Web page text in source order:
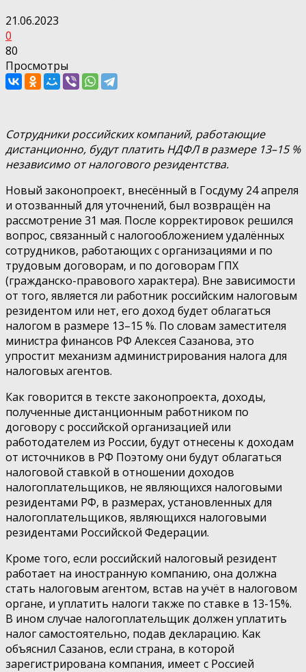
21.06.2023
0
80
Просмотры
Сотрудники российских компаний, работающие
дистанционно, будут платить НДФЛ в размере 13–15 %
независимо от налогового резидентства.
Новый законопроект, внесённый в Госдуму 24 апреля
и отозванный для уточнений, был возвращён на
рассмотрение 31 мая. После корректировок решился
вопрос, связанный с налогообложением удалённых
сотрудников, работающих с организациями и по
трудовым договорам, и по договорам ГПХ
(гражданско-правового характера). Вне зависимости
от того, является ли работник российским налоговым
резидентом или нет, его доход будет облагаться
налогом в размере 13–15 %. По словам заместителя
министра финансов РФ Алексея Сазанова, это
упростит механизм администрирования налога для
налоговых агентов.
Как говорится в тексте законопроекта, доходы,
полученные дистанционным работником по
договору с российской организацией или
работодателем из России, будут отнесены к доходам
от источников в РФ Поэтому они будут облагаться
налоговой ставкой в отношении доходов
налогоплательщиков, не являющихся налоговыми
резидентами РФ, в размерах, установленных для
налогоплательщиков, являющихся налоговыми
резидентами Российской Федерации.
Кроме того, если российский налоговый резидент
работает на иностранную компанию, она должна
стать налоговым агентом, встав на учёт в налоговом
органе, и уплатить налоги также по ставке в 13-15%.
В ином случае налогоплательщик должен уплатить
налог самостоятельно, подав декларацию. Как
объяснил Сазанов, если страна, в которой
зарегистрирована компания, имеет с Россией